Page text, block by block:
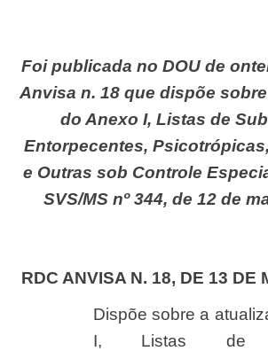
Foi publicada no DOU de ontem (14), a RDC
Anvisa n. 18 que dispõe
do Anexo I, Listas de
Entorpecentes,
e Outras sob Controle
SVS/MS nº 344, de 12 de
RDC ANVISA N. 18, DE 13 DE
Dispõe sobre a atualização do Anexo
I, Listas de